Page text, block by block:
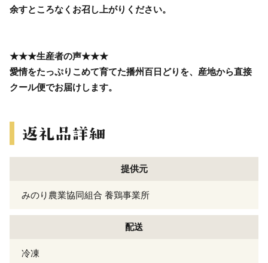
余すところなくお召し上がりください。
★★★生産者の声★★★
愛情をたっぷりこめて育てた播州百日どりを、産地から直接
クール便でお届けします。
提供元
みのり農業協同組合 養鶏事業所
配送
冷凍